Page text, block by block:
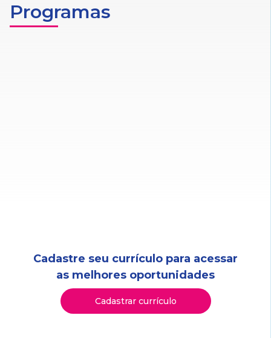
Programas
Cadastre seu currículo para acessar
as melhores oportunidades
Cadastrar currículo